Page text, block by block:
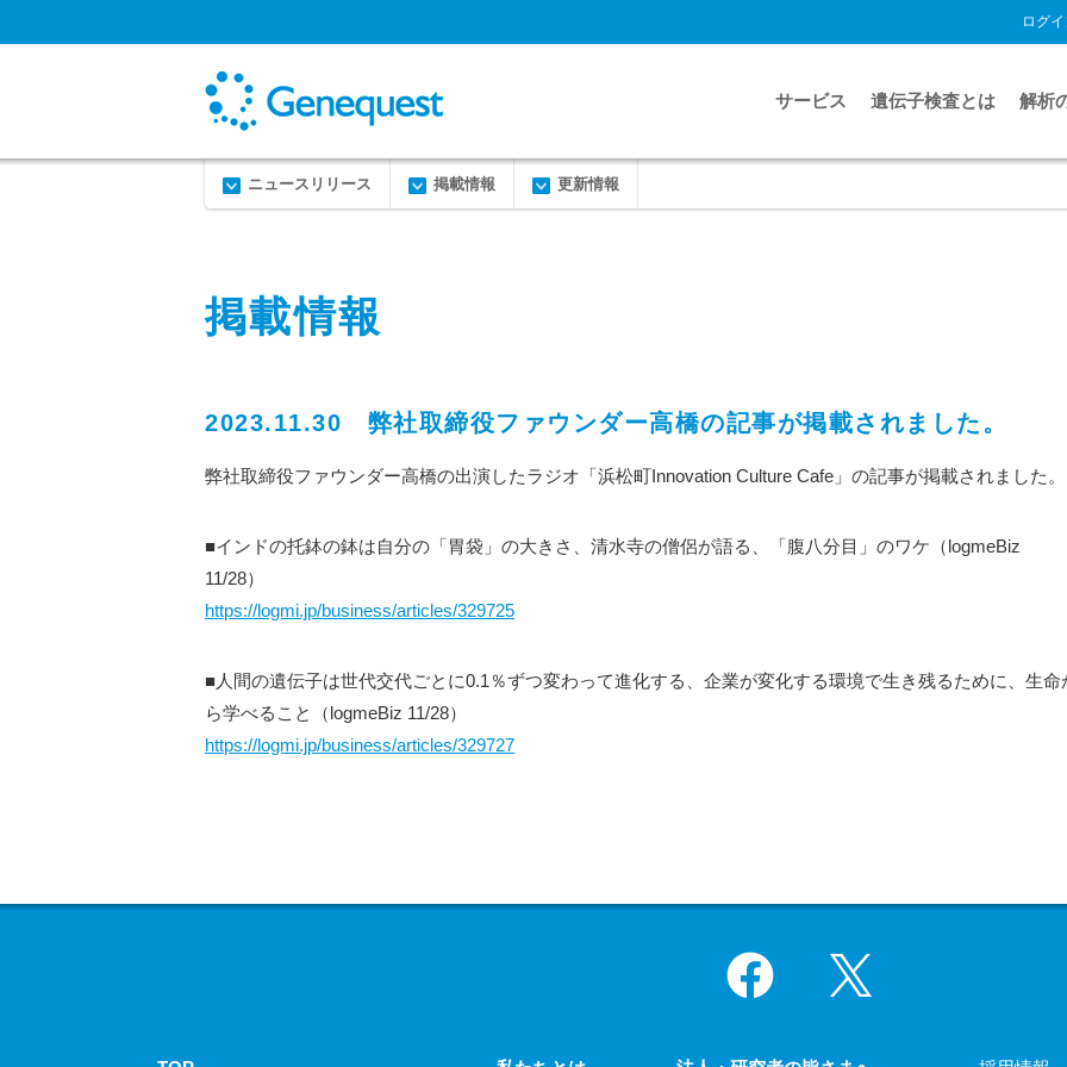
ログ
サービス 遺伝子検査とは 解析
ニュースリリース 掲載情報 更新情報
掲載情報
2023.11.30 弊社取締役ファウンダー高橋の記事が掲載されました。
弊社取締役ファウンダー高橋の出演したラジオ「浜松町Innovation Culture Cafe」の記事が掲載されました。
■インドの托鉢の鉢は自分の「胃袋」の大きさ、清水寺の僧侶が語る、「腹八分目」のワケ（logmeBiz
11/28）
https://logmi.jp/business/articles/329725
■人間の遺伝子は世代交代ごとに0.1％ずつ変わって進化する、企業が変化する環境で生き残るために、生命
ら学べること（logmeBiz 11/28）
https://logmi.jp/business/articles/329727
Facebook